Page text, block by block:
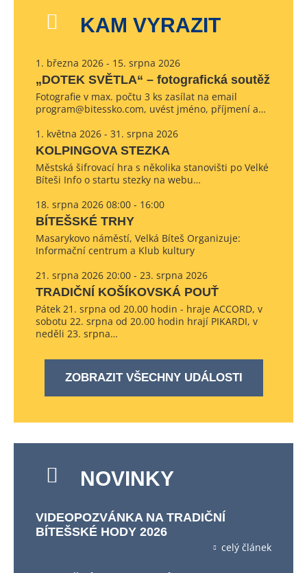
KAM VYRAZIT
1. března 2026 - 15. srpna 2026
„DOTEK SVĚTLA“ – fotografická soutěž
Fotografie v max. počtu 3 ks zasílat na email
program@bitessko.com, uvést jméno, příjmení a…
1. května 2026 - 31. srpna 2026
KOLPINGOVA STEZKA
Městská šifrovací hra s několika stanovišti po Velké
Bíteši Info o startu stezky na webu…
18. srpna 2026 08:00 - 16:00
BÍTEŠSKÉ TRHY
Masarykovo náměstí, Velká Bíteš Organizuje:
Informační centrum a Klub kultury
21. srpna 2026 20:00 - 23. srpna 2026
TRADIČNÍ KOŠÍKOVSKÁ POUŤ
Pátek 21. srpna od 20.00 hodin - hraje ACCORD, v
sobotu 22. srpna od 20.00 hodin hrají PIKARDI, v
neděli 23. srpna…
ZOBRAZIT VŠECHNY UDÁLOSTI
NOVINKY
VIDEOPOZVÁNKA NA TRADIČNÍ
BÍTEŠSKÉ HODY 2026
celý článek